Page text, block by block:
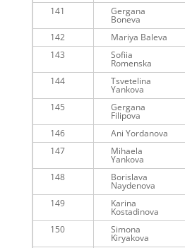
141 Gergana
Boneva
142 Mariya Baleva
143
Sofiia
Romenska
144 Tsvetelina
Yankova
145 Gergana
Filipova
146 Ani Yordanova
147
Mihaela
Yankova
148 Borislava
Naydenova
149 Karina
Kostadinova
150 Simona
Kiryakova